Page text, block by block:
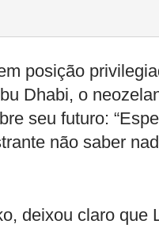
posição
Dhabi, o
seu futuro:
não saber
deixou claro que